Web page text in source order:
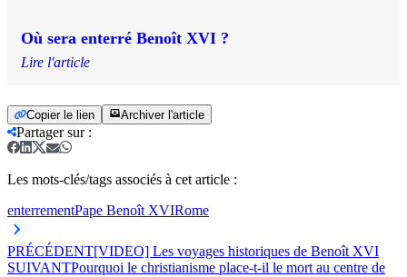
Où sera enterré Benoît XVI ?
Lire l'article
Copier le lien Archiver l'article
Partager sur:
Les mots-clés/tags associés à cet article :
enterrementPape Benoît XVIRome
PRÉCÉDENT[VIDEO] Les voyages historiques de Benoît XVI
SUIVANTPourquoi le christianisme place-t-il le mort au centre de